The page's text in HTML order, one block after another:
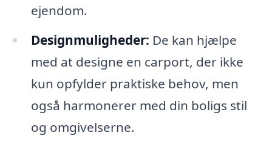
ejendom.
Designmuligheder: De kan hjælpe
med at designe en carport, der ikke
kun opfylder praktiske behov, men
også harmonerer med din boligs stil
og omgivelserne.